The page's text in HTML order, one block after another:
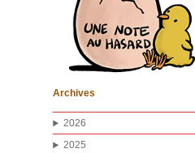
Archives
2026
2025